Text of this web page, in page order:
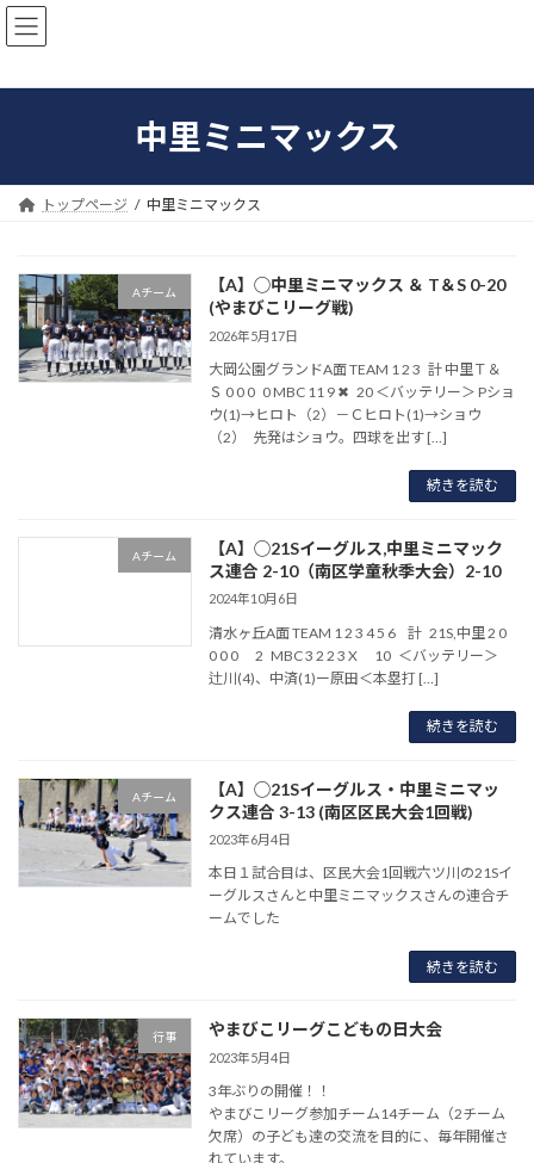
コ
ン
ン
ナ
ビ
ー
中里ミニマックス
トップページ 中里ミニマックス
Aチーム
【A】◯中里ミニマックス ＆ T＆S 0-20
(やまびこリーグ戦)
2026年5月17日
大岡公園グランドA面 TEAM 1 2 3 計 中里Ｔ＆
Ｓ 0 0 0 0 MBC 11 9 ✖ 20 ＜バッテリー＞ Pショ
ウ(1)→ヒロト（2）－Ｃヒロト(1)→ショウ
（2） 先発はショウ。四球を出す […]
続きを読む
Aチーム
【A】◯21Sイーグルス,中里ミニマック
ス連合 2-10（南区学童秋季大会）2-10
2024年10月6日
清水ヶ丘A面 TEAM 1 2 3 4 5 6 計 21S,中里 2 0
0 0 0 2 MBC 3 2 2 3 X 10 ＜バッテリー＞
辻川(4)、中済(1)ー原田＜本塁打 […]
続きを読む
Aチーム
【A】◯21Sイーグルス・中里ミニマッ
クス連合 3-13 (南区区民大会1回戦)
2023年6月4日
本日１試合目は、区民大会1回戦六ツ川の21Sイ
ーグルスさんと中里ミニマックスさんの連合チ
ームでした
続きを読む
行事 やまびこリーグこどもの日大会
2023年5月4日
3年ぶりの開催！！
やまびこリーグ参加チーム14チーム（2チーム
欠席）の子ども達の交流を目的に、毎年開催さ
れています。